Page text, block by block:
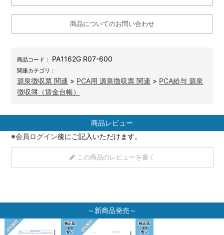
商品についてのお問い合わせ
商品コード： PA1162G R07-600
関連カテゴリ：
源泉徴収票 関連 > PCA用 源泉徴収票 関連 > PCA給与 源泉
徴収簿（賃金台帳）
商品レビュー
※会員ログイン後にご記入いただけます。
この商品のレビューを書く
～新商品発売～